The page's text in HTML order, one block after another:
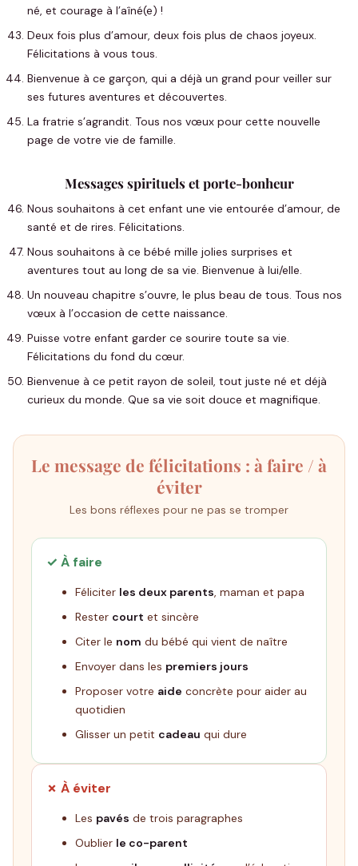
né, et courage à l’aîné(e) !
Deux fois plus d’amour, deux fois plus de chaos joyeux.
Félicitations à vous tous.
Bienvenue à ce garçon, qui a déjà un grand pour veiller sur
ses futures aventures et découvertes.
La fratrie s’agrandit. Tous nos vœux pour cette nouvelle
page de votre vie de famille.
Messages spirituels et porte-bonheur
Nous souhaitons à cet enfant une vie entourée d’amour, de
santé et de rires. Félicitations.
Nous souhaitons à ce bébé mille jolies surprises et
aventures tout au long de sa vie. Bienvenue à lui/elle.
Un nouveau chapitre s’ouvre, le plus beau de tous. Tous nos
vœux à l’occasion de cette naissance.
Puisse votre enfant garder ce sourire toute sa vie.
Félicitations du fond du cœur.
Bienvenue à ce petit rayon de soleil, tout juste né et déjà
curieux du monde. Que sa vie soit douce et magnifique.
Le message de félicitations : à faire / à
éviter
Les bons réflexes pour ne pas se tromper
✓ À faire
Féliciter les deux parents , maman et papa
Rester court et sincère
Citer le nom du bébé qui vient de naître
Envoyer dans les premiers jours
Proposer votre aide concrète pour aider au
quotidien
Glisser un petit cadeau qui dure
✗ À éviter
Les pavés de trois paragraphes
Oublier le co-parent